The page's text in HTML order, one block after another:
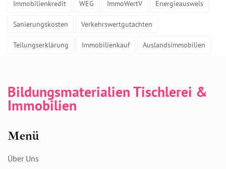
Immobilienkredit WEG ImmoWertV Energieausweis
Sanierungskosten Verkehrswertgutachten
Teilungserklärung Immobilienkauf Auslandsimmobilien
Bildungsmaterialien Tischlerei &
Immobilien
Menü
Über Uns